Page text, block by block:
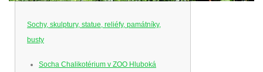
Sochy, skulptury, statue, reliéfy, památníky,
busty
Socha Chalikotérium v ZOO Hluboká